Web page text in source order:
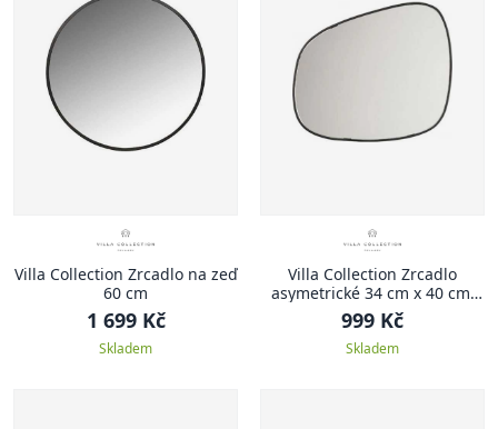
Villa Collection Zrcadlo na zeď
60 cm
1 699 Kč
Skladem
Villa Collection Zrcadlo
asymetrické 34 cm x 40 cm,
černé
999 Kč
Skladem